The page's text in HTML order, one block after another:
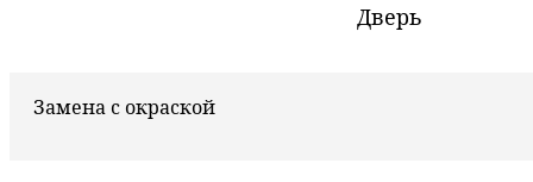
Дверь
Замена с окраской